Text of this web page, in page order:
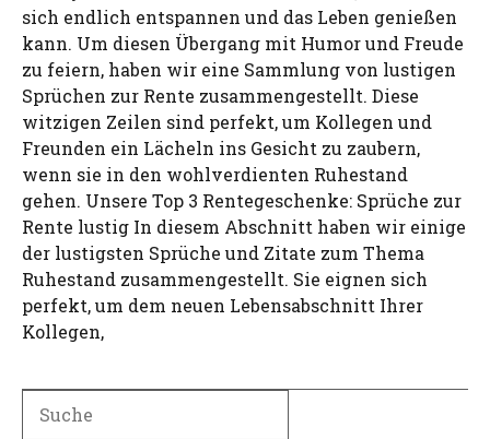
sich endlich entspannen und das Leben genießen
kann. Um diesen Übergang mit Humor und Freude
zu feiern, haben wir eine Sammlung von lustigen
Sprüchen zur Rente zusammengestellt. Diese
witzigen Zeilen sind perfekt, um Kollegen und
Freunden ein Lächeln ins Gesicht zu zaubern,
wenn sie in den wohlverdienten Ruhestand
gehen. Unsere Top 3 Rentegeschenke: Sprüche zur
Rente lustig In diesem Abschnitt haben wir einige
der lustigsten Sprüche und Zitate zum Thema
Ruhestand zusammengestellt. Sie eignen sich
perfekt, um dem neuen Lebensabschnitt Ihrer
Kollegen,